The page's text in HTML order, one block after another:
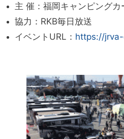
主 催：福岡キャンピング
協力：RKB毎日放送
イベントURL： https://